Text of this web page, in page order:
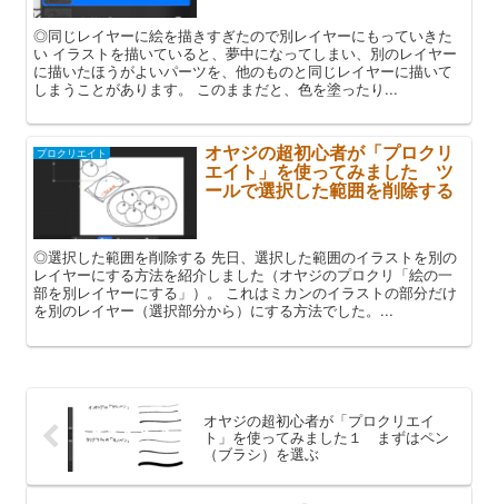
◎同じレイヤーに絵を描きすぎたので別レイヤーにもっていきた
い イラストを描いていると、夢中になってしまい、別のレイヤー
に描いたほうがよいパーツを、他のものと同じレイヤーに描いて
しまうことがあります。 このままだと、色を塗ったり...
プロクリエイト
オヤジの超初心者が「プロクリ
エイト」を使ってみました ツ
ールで選択した範囲を削除する
◎選択した範囲を削除する 先日、選択した範囲のイラストを別の
レイヤーにする方法を紹介しました（オヤジのプロクリ「絵の一
部を別レイヤーにする」）。 これはミカンのイラストの部分だけ
を別のレイヤー（選択部分から）にする方法でした。...
オヤジの超初心者が「プロクリエイ
ト」を使ってみました１ まずはペン
（ブラシ）を選ぶ